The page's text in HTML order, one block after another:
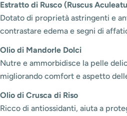
Estratto di Rusco (Ruscus
Dotato di proprietà astringenti e
contrastare edema e segni di
Olio di Mandorle Dolci
Nutre e ammorbidisce la pelle
migliorando comfort e aspetto
Olio di Crusca di Riso
Ricco di antiossidanti, aiuta a